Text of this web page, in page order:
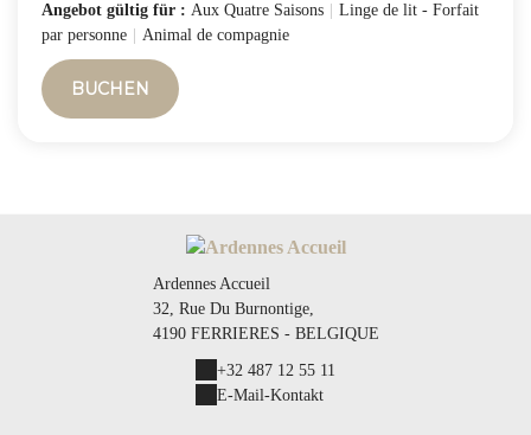
Angebot gültig für : Aux Quatre Saisons
Linge de lit - Forfait
par personne
Animal de compagnie
BUCHEN
Ardennes Accueil
32, Rue Du Burnontige,
4190 FERRIERES - BELGIQUE
+32 487 12 55 11
E-Mail-Kontakt